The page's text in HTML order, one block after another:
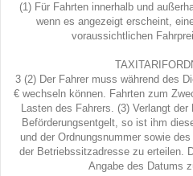
(1) Für Fahrten innerhalb und
wenn es angezeigt erscheint,
voraussichtlichen
3 (2) Der Fahrer muss während des
€ wechseln können. Fahrten zum
Lasten des Fahrers. (3) Verlangt
Beförderungsentgelt, so ist ihm
und der Ordnungsnummer sowie
der Betriebssitzadresse zu erteilen.
Angabe des Datums